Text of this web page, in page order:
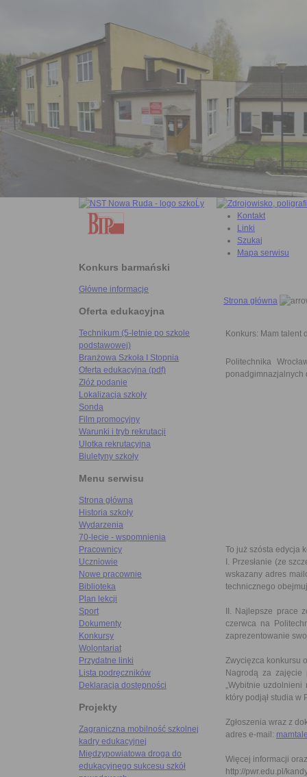
Konkurs barmański
Główne informacje
Oferta edukacyjna
Technikum (5-letnie po szkole
podstawowej)
Branżowa Szkoła I Stopnia
Oferta edukacyjna (pdf)
Złóż podanie
Lokalizacja szkoły
Sonda
Film promocyjny
Warunki i tryb rekrutacji
Ulotka rekrutacyjna
Biuletyny szkoły
Menu serwisu
Strona główna
Historia szkoły
Wydarzenia
70-lecie - wspomnienia
Pracownicy
Uczniowie
Nowe pracownie
Biblioteka
Plan lekcji
Sport
Dokumenty
Konkursy
Wolontariat
Przydatne linki
Lista podręczników
Deklaracja dostępności
Projekty
Zagraniczna mobilność szkolnej
kadry edukacyjnej
Międzypowiatowa droga do
edukacyjnego sukcesu szkół
Kontakt
Linki
Szukaj
Mapa serwisu
Strona główna
Konkurs: Mam talent
Politechnika
ponadgimnazjalnych
To już szósta edycja
I. Przesłanie (ze
wskazany adres
technicznego
II. Najlepsze prace
czerwca na
zaprezentowanie
Zwycięzca konkursu
Nagrodą za zajęcie
„Wybitnie uzdolnieni
który podjął studia
Zgłoszenia wraz z
adres e-mail:
Więcej informacji
http://pwr.edu.pl/